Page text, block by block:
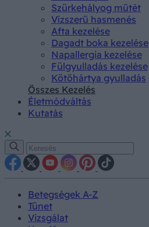
Szürkehályog műtét
Vízszerű hasmenés
Afta kezelése
Dagadt boka kezelése
Napallergia kezelése
Fülgyulladás kezelése
Kötőhártya gyulladás
Összes Kezelés
Életmódváltás
Kutatás
Betegségek A-Z
Tünet
Vizsgálat